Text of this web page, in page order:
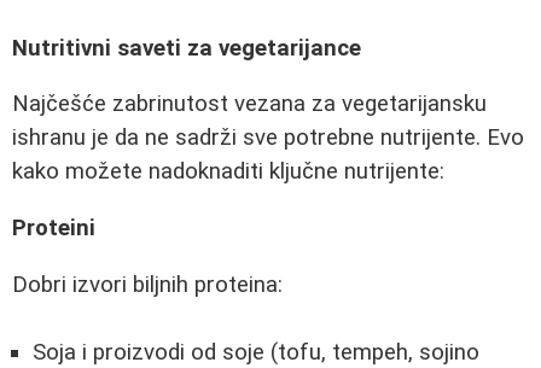
Nutritivni saveti za vegetarijance
Najčešće zabrinutost vezana za vegetarijansku
ishranu je da ne sadrži sve potrebne nutrijente. Evo
kako možete nadoknaditi ključne nutrijente:
Proteini
Dobri izvori biljnih proteina:
Soja i proizvodi od soje (tofu, tempeh, sojino